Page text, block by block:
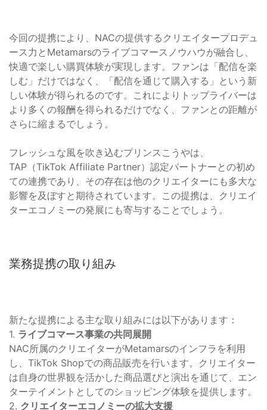
今回の提携により、NACの提供するクリエイタープロデュ
ース力とMetamarsのライブコマースノウハウが融合し、
快適で楽しい購買体験が実現します。ファンは「配信を楽
しむ」だけではなく、「配信を通じて購入する」という新
しい体験が得られるのです。これによりトップライバーは
より多くの報酬を得られるだけでなく、ファンとの距離が
さらに縮まるでしょう。
フレッシュな風を吹き込むプリンスこうやは、
TAP（TikTok Affiliate Partner）認定パートナーとの初め
ての連携であり、その存在は他のクリエイターにも多大な
影響を及ぼすと期待されています。この提携は、クリエイ
ターエコノミーの発展にも寄与することでしょう。
業務提携の取り組み
新たな提携による主な取り組みには以下があります：
1. ライブコマース事業の共同展開
NAC所属のクリエイターがMetamarsのインフラを利用
し、TikTok Shopでの商品販売を行います。クリエイター
は自身の世界観を活かした商品選びと演出を通じて、エン
ターテイメントとしてのショッピング体験を提供します。
2. クリエイターエコノミーの拡大支援